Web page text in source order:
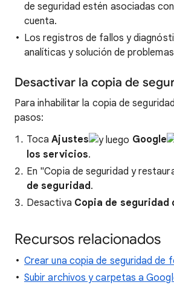
de seguridad estén asociadas
cuenta.
Los registros de fallos y
analíticas y solución de
Desactivar la copia de
Para inhabilitar la copia de
pasos:
TocaAjustes Google
los servicios.
En "Copia de seguridad y
de seguridad.
Desactiva Copia de seguridad
Recursos relacionados
Crear una copia de seguridad de
Subir archivos y carpetas a